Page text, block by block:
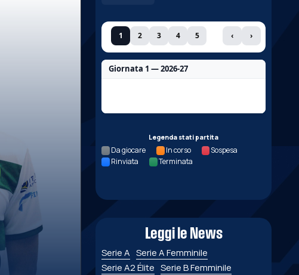
1 2 3 4 5 ‹ ›
Giornata 1 — 2026-27
Legenda stati partita
Da giocare In corso
Sospesa
Rinviata
Terminata
Leggi le News
Serie A Serie A Femminile
Serie A2 Élite Serie B Femminile